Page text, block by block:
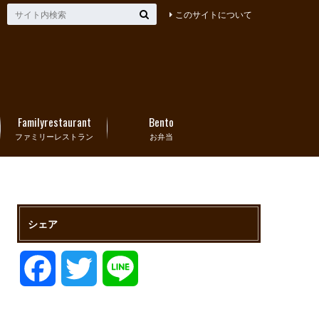
このサイトについて
ファミリーレストラン
Familyrestaurant
お弁当
Bento
シェア